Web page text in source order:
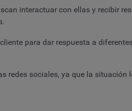
interactuar con ellas y recibir
para dar respuesta a
redes sociales, ya que la situación